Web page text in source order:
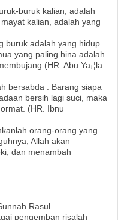
buruk kalian, adalah
kalian, adalah yang
buruk adalah yang hidup
yang paling hina adalah
(HR. Abu Ya¡¦la
bersabda : Barang siapa
bersih lagi suci, maka
(HR. Ibnu
orang-orang yang
Allah akan
dan menambah
Rasul.
pengemban risalah